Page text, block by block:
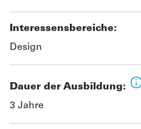
Interessensbereiche:
Design
Dauer der Ausbildung:
3 Jahre